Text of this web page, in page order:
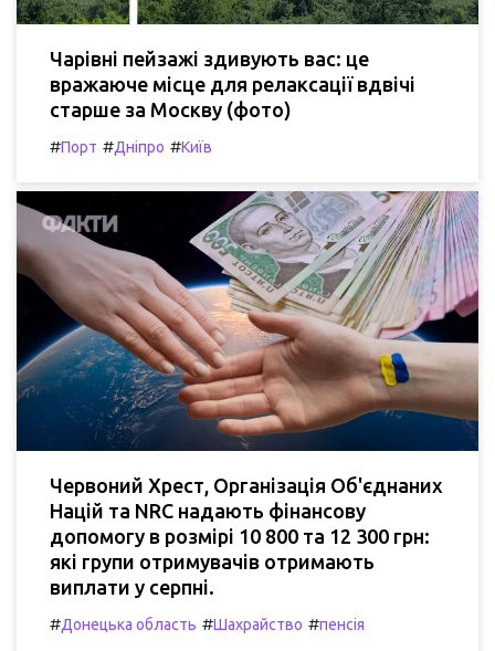
Чарівні пейзажі здивують вас: це
вражаюче місце для релаксації вдвічі
старше за Москву (фото)
#Порт #Дніпро #Київ
Червоний Хрест, Організація Об'єднаних
Націй та NRC надають фінансову
допомогу в розмірі 10 800 та 12 300 грн:
які групи отримувачів отримають
виплати у серпні.
#Донецька область #Шахрайство #пенсія